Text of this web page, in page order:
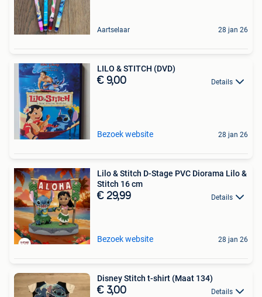
Aartselaar 28 jan 26
LILO & STITCH (DVD)
€ 9,00 Details
Bezoek website 28 jan 26
Lilo & Stitch D-Stage PVC Diorama Lilo &
Stitch 16 cm
€ 29,99 Details
Bezoek website 28 jan 26
Disney Stitch t-shirt (Maat 134)
€ 3,00 Details